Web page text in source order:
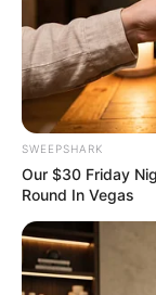
Erase Joint
It's Genius
FORGE BODY
SWEEPSHARK
Our $30 Friday
Round In Vegas